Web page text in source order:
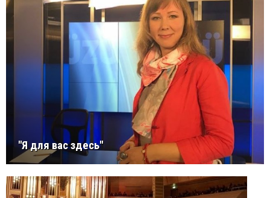
''Я для вас здесь''